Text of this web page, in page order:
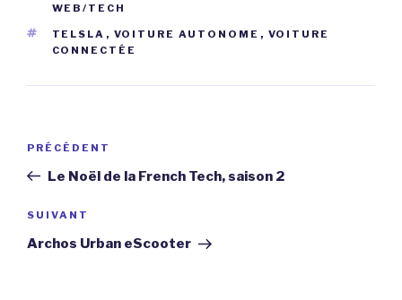
WEB/TECH
ÉTIQUETTES
TELSLA , VOITURE AUTONOME , VOITURE
CONNECTÉE
Navigation
l’article
Article
précédent
PRÉCÉDENT
Le Noël de la French Tech, saison 2
Article
suivant
SUIVANT
Archos Urban eScooter